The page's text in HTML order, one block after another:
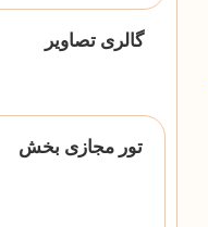
گالری تصاویر
تور مجازی بخش